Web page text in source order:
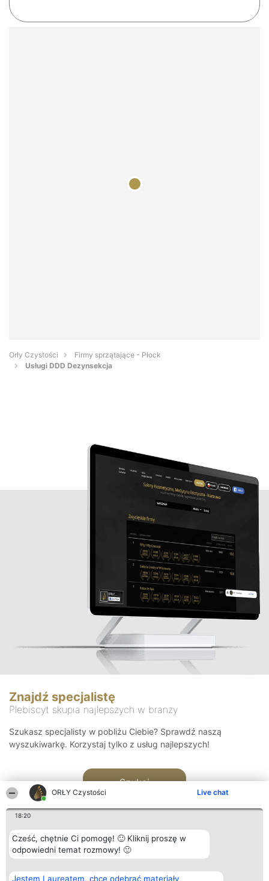
ORŁY Czystości Live chat
18:20
Cześć, chętnie Ci pomogę! 🙂 Kliknij proszę w
odpowiedni temat rozmowy! 🙂
Jestem Laureatem, chcę odebrać materiały
Orły Czystości
Firmy sprzątające - Płock
Usługi DDD Dezynsekcja
Znajdź specjalistę
Plebiscyt skupia najlepszych w branży
Szukasz specjalisty w pobliżu Ciebie? Sprawdź naszą
wyszukiwarkę. Korzystaj tylko z usług najlepszych!
Szukaj
Organizator plebiscytu
Bright Side Solutions sp. z o.
Plebiscyt
Laureaci
Kontakt
Kontakt